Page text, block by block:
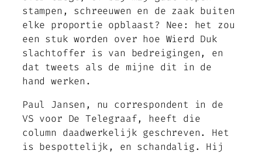
stampen, schreeuwen en de zaak buiten
elke proportie opblaast? Nee: het zou
een stuk worden over hoe Wierd Duk
slachtoffer is van bedreigingen, en
dat tweets als de mijne dit in de
hand werken.
Paul Jansen, nu correspondent in de
VS voor De Telegraaf, heeft die
column daadwerkelijk geschreven. Het
is bespottelijk, en schandalig. Hij